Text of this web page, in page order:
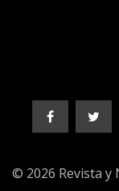
© 2026 Revista y